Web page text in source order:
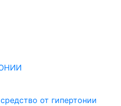
от гипертонии